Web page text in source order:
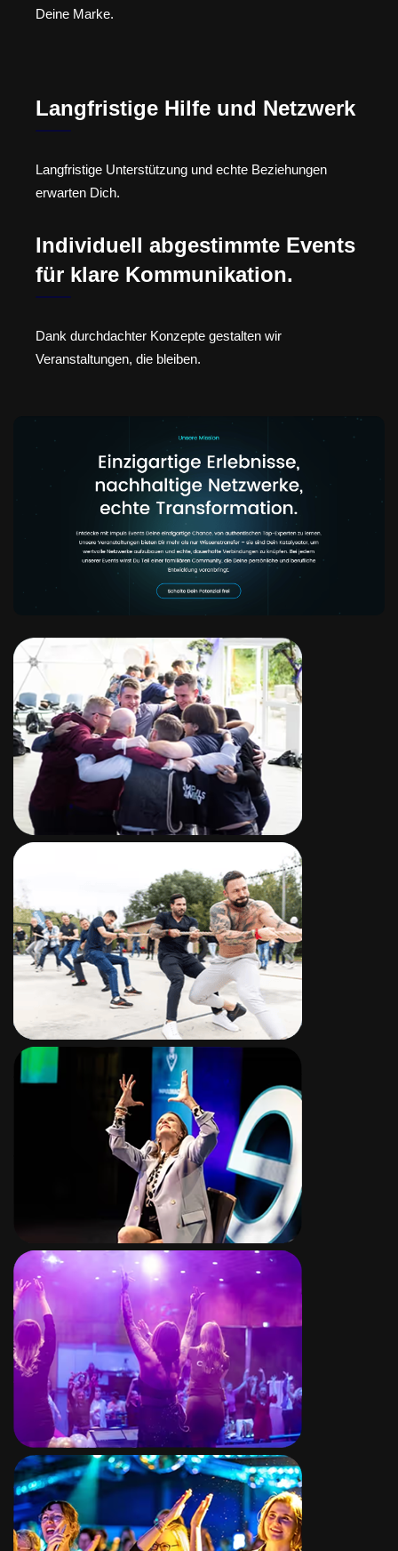
Deine Marke.
Langfristige Hilfe und Netzwerk
Langfristige Unterstützung und echte Beziehungen
erwarten Dich.
Individuell abgestimmte Events
für klare Kommunikation.
Dank durchdachter Konzepte gestalten wir
Veranstaltungen, die bleiben.